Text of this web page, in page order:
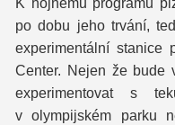
K hojnému programu
po dobu jeho trvání,
experimentální stanice
Center. Nejen že
experimentovat s
v olympijském parku